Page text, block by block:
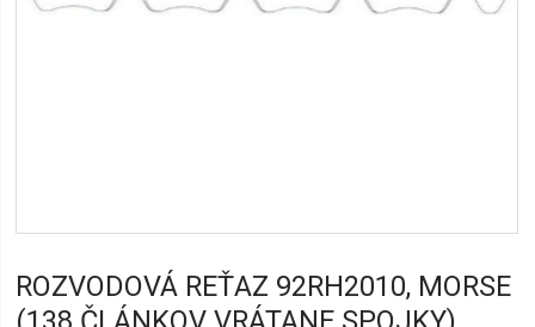
ROZVODOVÁ REŤAZ 92RH2010, MORSE